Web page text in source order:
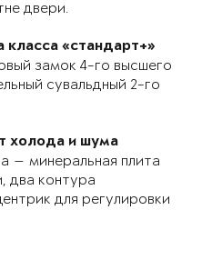
двери.
«стандарт+»
замок 4-го высшего
сувальдный 2-го
холода и шума
— минеральная плита
два контура
для регулировки